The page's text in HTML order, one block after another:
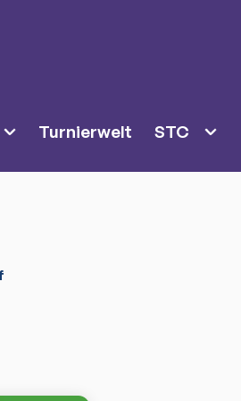
Turnierwelt STC